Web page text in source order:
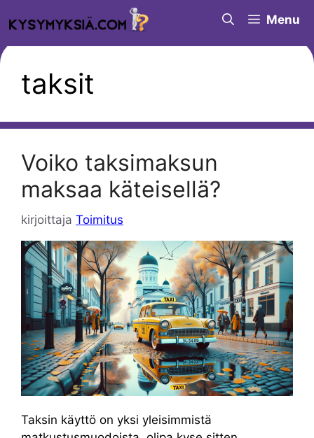
sisältöön
Menu
taksit
Voiko taksimaksun
maksaa käteisellä?
kirjoittaja Toimitus
Taksin käyttö on yksi yleisimmistä